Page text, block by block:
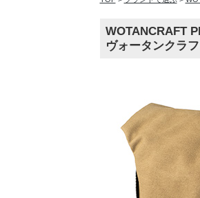
WOTANCRAFT
ヴォータンクラ